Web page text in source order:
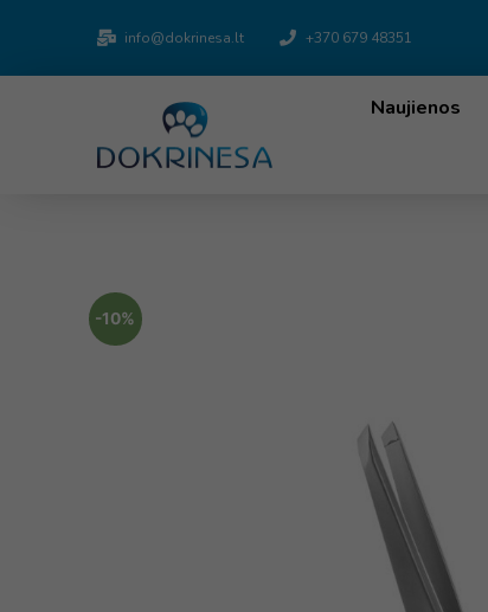
info@dokrinesa.lt +370 679 48351
Naujienos
-10%